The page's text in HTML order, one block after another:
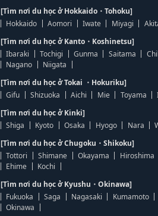
[Tìm nơi du học ở Hokkaido・Tohoku]
Hokkaido
Aomori Iwate Miyagi
[Tìm nơi du học ở Kanto・Koshinetsu]
Ibaraki
Tochigi Gunma Saitama
Nagano
Niigata
[Tìm nơi du học ở Tokai ・Hokuriku]
Gifu
Shizuoka Aichi Mie Toyama
[Tìm nơi du học ở Kinki]
Shiga
Kyoto Osaka Hyogo Nara
[Tìm nơi du học ở Chugoku・Shikoku]
Tottori
Shimane Okayama Hiroshima
Ehime
Kochi
[Tìm nơi du học ở Kyushu・Okinawa]
Fukuoka
Saga Nagasaki Kumamoto
Okinawa